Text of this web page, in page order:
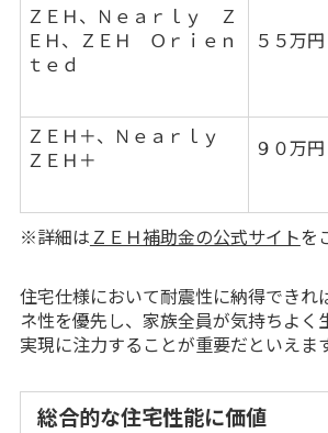
ＺＥＨ、Ｎｅａｒｌｙ Ｚ
ＥＨ、ＺＥＨ Ｏｒｉｅｎ
ｔｅｄ
５５万円
ＺＥＨ＋、Ｎｅａｒｌｙ
ＺＥＨ＋
９０万円
※詳細は ＺＥＨ補助金の公式サイトを
住宅仕様において耐震性に納得できれ
ネ性を優先し、家族全員が気持ちよく
実現に注力することが重要だといえます
総合的な住宅性能に価値